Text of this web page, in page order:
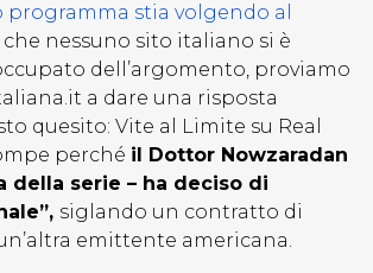
programma stia volgendo al
che nessuno sito italiano si è
dell’argomento, proviamo
a dare una risposta
quesito: Vite al Limite su Real
perché il Dottor Nowzaradan
della serie – ha deciso di
siglando un contratto di
emittente americana.